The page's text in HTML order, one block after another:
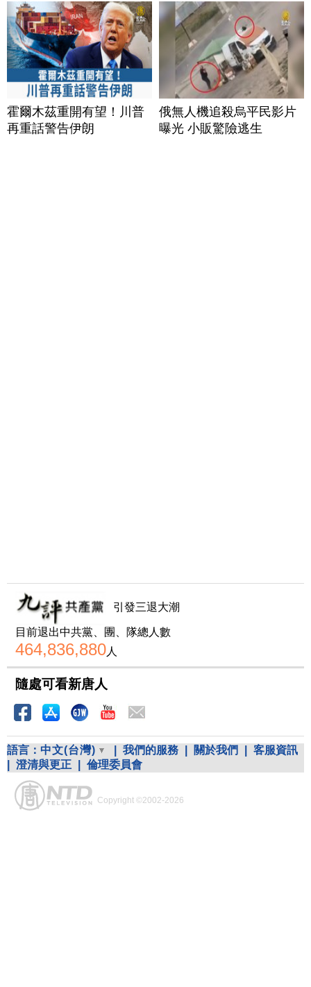
霍爾木茲重開有望！川普
再重話警告伊朗
俄無人機追殺烏平民影片
曝光 小販驚險逃生
引發三退大潮
目前退出中共黨、團、隊總人數
464,836,880人
隨處可看新唐人
語言： 中文(台灣) 我們的服務 關於我們
客服資訊
澄清與更正 倫理委員會
Copyright ©2002-2026